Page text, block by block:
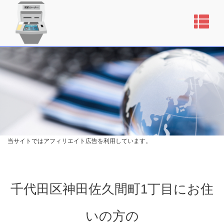
当サイトではアフィリエイト広告を利用しています。
千代田区神田佐久間町1丁目にお住
いの方の